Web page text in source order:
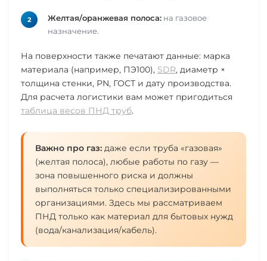
Желтая/оранжевая полоса: на газовое
назначение.
На поверхности также печатают данные: марка
материала (например, ПЭ100), SDR, диаметр ×
толщина стенки, PN, ГОСТ и дату производства.
Для расчета логистики вам может пригодиться
таблица весов ПНД труб.
Важно про газ: даже если труба «газовая»
(желтая полоса), любые работы по газу —
зона повышенного риска и должны
выполняться только специализированными
организациями. Здесь мы рассматриваем
ПНД только как материал для бытовых нужд
(вода/канализация/кабель).